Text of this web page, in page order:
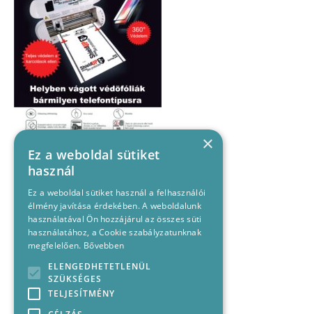
×
Ez a weboldal sütiket
használ
Ez a weboldal sütiket használ a felhasználói
élmény javítása érdekében. A weboldalunk
használatával Ön hozzájárul az összes süti
használatához, a Cookie szabályzatunknak
megfelelően. Bővebben
ELENGEDHETETLENÜL
SZÜKSÉGES
TELJESÍTMÉNY